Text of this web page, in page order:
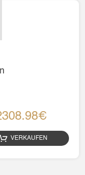
VERKAUFEN